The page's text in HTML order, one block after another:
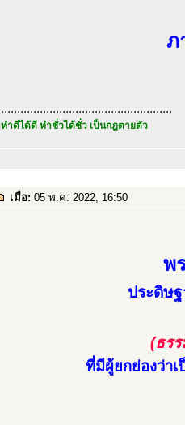
ภ
.....................................................
ทำดีได้ดี ทำชั่วได้ชั่ว เป็นกฎตายตัว
เมื่อ: 05 พ.ค. 2022, 16:50
พ
ประดิษ
(ธร
ที่มีผู้ยกย่องว่า